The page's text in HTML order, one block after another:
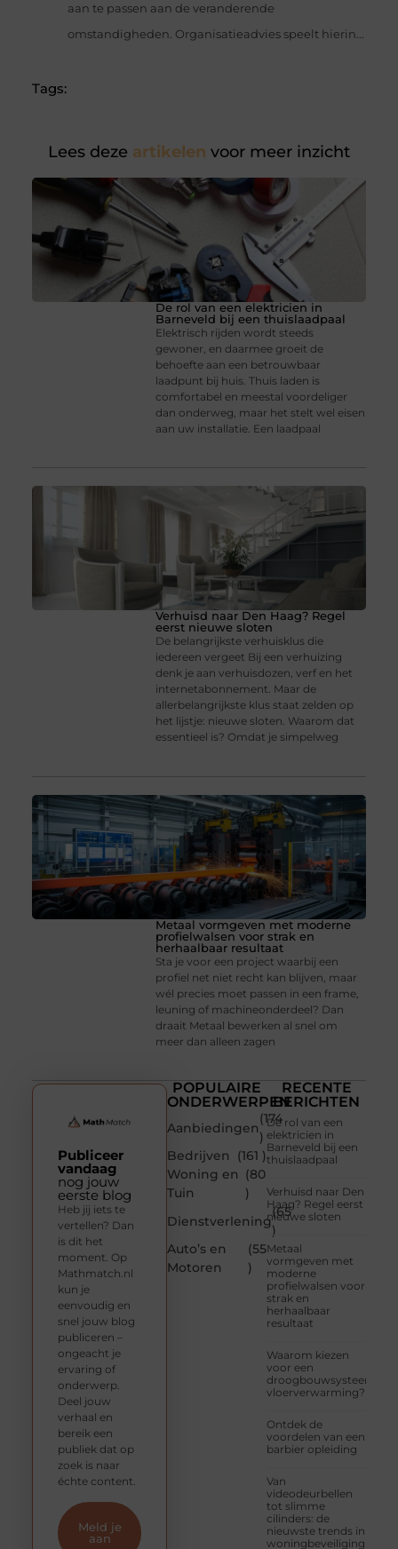
aan te passen aan de veranderende
omstandigheden. Organisatieadvies speelt hierin...
Tags:
Lees deze artikelen voor meer inzicht
De rol van een elektricien in
Barneveld bij een thuislaadpaal
Elektrisch rijden wordt steeds
gewoner, en daarmee groeit de
behoefte aan een betrouwbaar
laadpunt bij huis. Thuis laden is
comfortabel en meestal voordeliger
dan onderweg, maar het stelt wel eisen
aan uw installatie. Een laadpaal
Verhuisd naar Den Haag? Regel
eerst nieuwe sloten
De belangrijkste verhuisklus die
iedereen vergeet Bij een verhuizing
denk je aan verhuisdozen, verf en het
internetabonnement. Maar de
allerbelangrijkste klus staat zelden op
het lijstje: nieuwe sloten. Waarom dat
essentieel is? Omdat je simpelweg
Metaal vormgeven met moderne
profielwalsen voor strak en
herhaalbaar resultaat
Sta je voor een project waarbij een
profiel net niet recht kan blijven, maar
wél precies moet passen in een frame,
leuning of machineonderdeel? Dan
draait Metaal bewerken al snel om
meer dan alleen zagen
POPULAIRE
ONDERWERPEN
Aanbiedingen
(174
)
Bedrijven
(161 )
Woning en
Tuin
(80
)
Dienstverlening
(65
)
Auto’s en
Motoren
(55
)
RECENTE
BERICHTEN
De rol van een
elektricien in
Barneveld bij een
thuislaadpaal
Verhuisd naar Den
Haag? Regel eerst
nieuwe sloten
Metaal
vormgeven met
moderne
profielwalsen voor
strak en
herhaalbaar
resultaat
Waarom kiezen
voor een
droogbouwsysteem
vloerverwarming?
Ontdek de
voordelen van een
barbier opleiding
Van
videodeurbellen
tot slimme
cilinders: de
nieuwste trends in
woningbeveiliging
Publiceer
vandaag
nog jouw
eerste blog
Heb jij iets te
vertellen? Dan
is dit het
moment. Op
Mathmatch.nl
kun je
eenvoudig en
snel jouw blog
publiceren –
ongeacht je
ervaring of
onderwerp.
Deel jouw
verhaal en
bereik een
publiek dat op
zoek is naar
échte content.
Meld je
aan